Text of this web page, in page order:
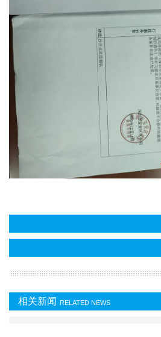
相关新闻 RELATED NEWS